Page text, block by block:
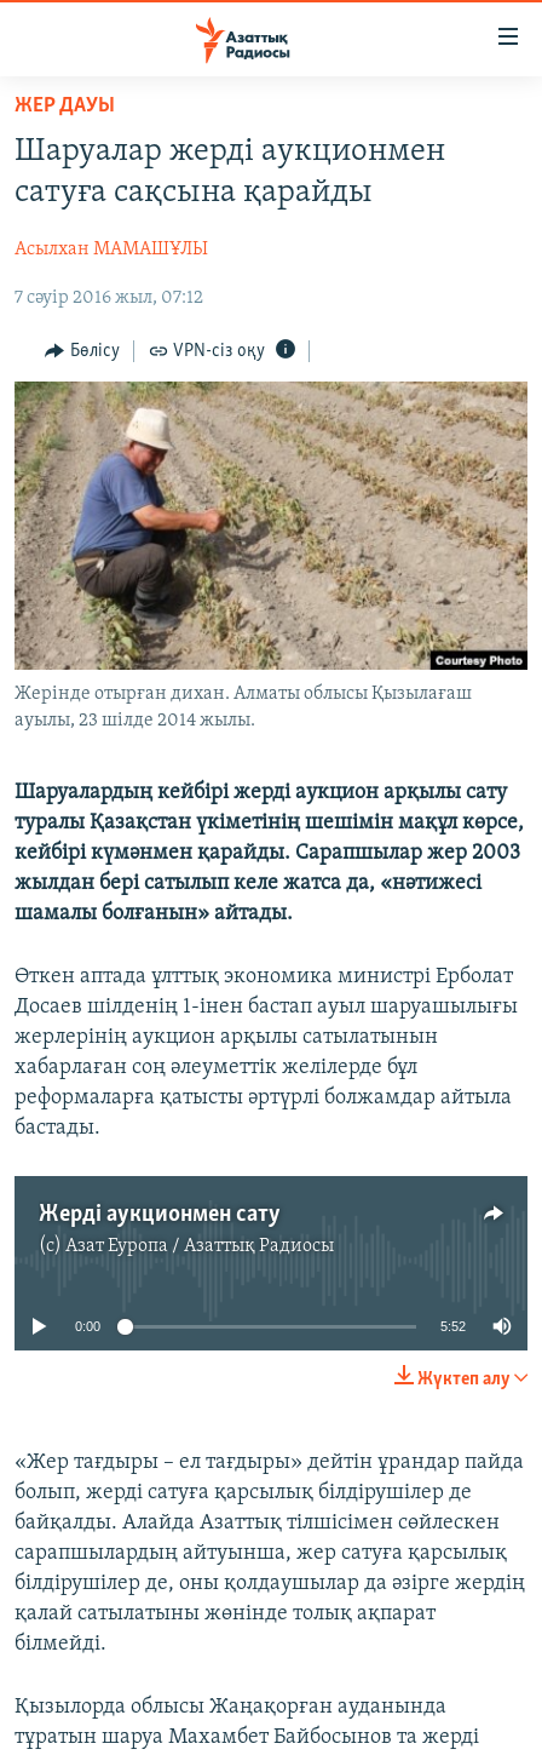
Skip
main
content
to
Navigation
Search
САЯСАТ
AZATTYQTV
ҚАҢТАР ОҚИҒАСЫ
АДАМ ҚҰҚЫҚТАРЫ
ӘЛЕУМЕТ
ӘЛЕМ
АРНАЙЫ ЖОБАЛАР
Русский
ЖАЗЫЛЫҢЫЗ
Басқа тілдерде
ЖЕР ДАУЫ
Шаруалар жерді аукционмен
сатуға сақсына қарайды
Асылхан МАМАШҰЛЫ
7 сәуір 2016 жыл, 07:12
Бөлісу VPN-сіз оқу
Жерінде отырған дихан. Алматы облысы Қызылағаш
ауылы, 23 шілде 2014 жылы.
Шаруалардың кейбірі жерді аукцион арқылы сату
туралы Қазақстан үкіметінің шешімін мақұл көрсе,
кейбірі күмәнмен қарайды. Сарапшылар жер 2003
жылдан бері сатылып келе жатса да, «нәтижесі
шамалы болғанын» айтады.
Өткен аптада ұлттық экономика министрі Ерболат
Досаев шілденің 1-інен бастап ауыл шаруашылығы
жерлерінің аукцион арқылы сатылатынын
хабарлаған соң әлеуметтік желілерде бұл
реформаларға қатысты әртүрлі болжамдар айтыла
бастады.
Жерді аукционмен сату
(c) Азат Еуропа / Азаттық Радиосы
No media source currently available
0:00 5:52
Жүктеп алу
«Жер тағдыры – ел тағдыры» дейтін ұрандар пайда
болып, жерді сатуға қарсылық білдірушілер де
байқалды. Алайда Азаттық тілшісімен сөйлескен
сарапшылардың айтуынша, жер сатуға қарсылық
білдірушілер де, оны қолдаушылар да әзірге жердің
қалай сатылатыны жөнінде толық ақпарат
білмейді.
Қызылорда облысы Жаңақорған ауданында
тұратын шаруа Махамбет Байбосынов та жерді